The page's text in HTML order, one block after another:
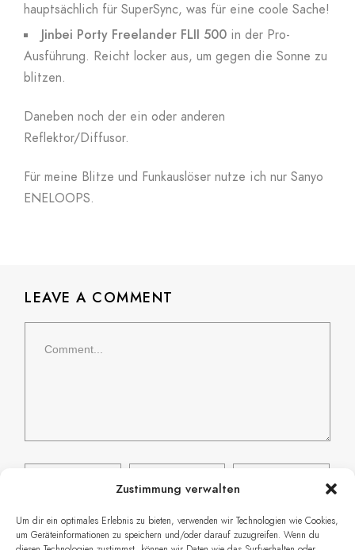
Zustimmung verwalten
Um dir ein optimales Erlebnis zu bieten, verwenden wir Technologien wie Cookies,
um Geräteinformationen zu speichern und/oder darauf zuzugreifen. Wenn du
hauptsächlich für SuperSync, was für eine coole Sache!
Jinbei Porty Freelander FLII 500 in der Pro-
Ausführung. Reicht locker aus, um gegen die Sonne zu
blitzen.
Daneben noch der ein oder anderen
Reflektor/Diffusor.
Für meine Blitze und Funkauslöser nutze ich nur Sanyo
ENELOOPS.
LEAVE A COMMENT